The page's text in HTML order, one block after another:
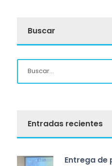
Buscar
Entradas recientes
Entrega de